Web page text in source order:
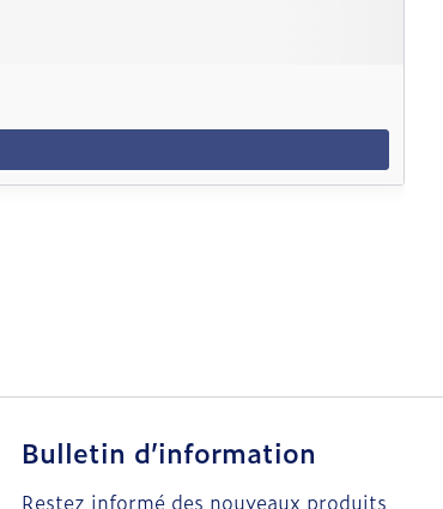
Bulletin d’information
Restez informé des nouveaux produits